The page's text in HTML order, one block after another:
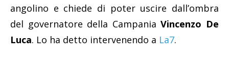
angolino e chiede di poter uscire dall’ombra
del governatore della CampaniaVincenzo De
Luca. Lo ha detto intervenendo a La7.